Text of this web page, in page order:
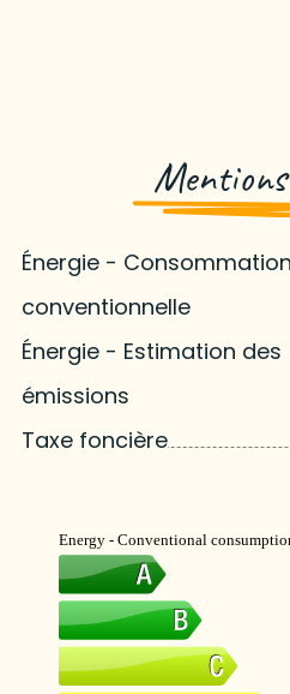
Énergie - Consommation
conventionnelle
Énergie - Estimation des
émissions
Taxe foncière